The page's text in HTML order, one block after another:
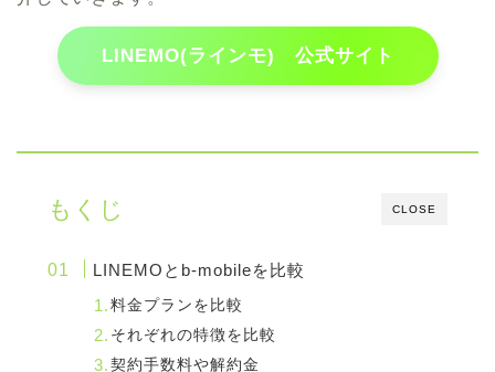
LINEMO(ラインモ) 公式サイト
CLOSE
もくじ
LINEMOとb-mobileを比較
料金プランを比較
それぞれの特徴を比較
契約手数料や解約金